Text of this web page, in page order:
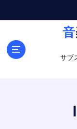
音楽を語らして
サブ